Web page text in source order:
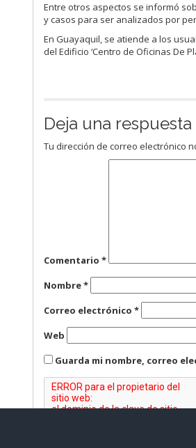
Entre otros aspectos se informó
y casos para ser analizados por
En Guayaquil, se atiende a los
del Edificio ‘Centro de Oficinas De
Deja una respuesta
Tu dirección de correo electrónico
Comentario*
Nombre*
Correo electrónico*
Web
Guarda mi nombre, correo